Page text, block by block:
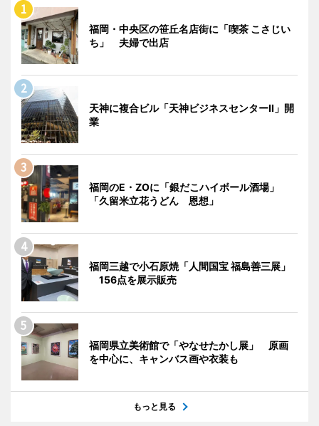
福岡・中央区の笹丘名店街に「喫茶 こさじい
ち」 夫婦で出店
天神に複合ビル「天神ビジネスセンターII」開
業
福岡のE・ZOに「銀だこハイボール酒場」
「久留米立花うどん 恩想」
福岡三越で小石原焼「人間国宝 福島善三展」
156点を展示販売
福岡県立美術館で「やなせたかし展」 原画
を中心に、キャンバス画や衣装も
もっと見る